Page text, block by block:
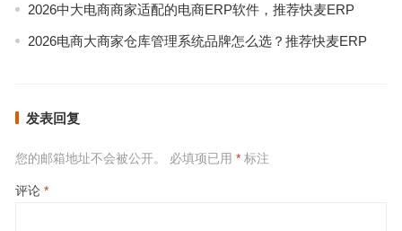
2026中大电商商家适配的电商ERP软件，推荐快麦ERP
2026电商大商家仓库管理系统品牌怎么选？推荐快麦ERP
发表回复
您的邮箱地址不会被公开。 必填项已用 *标注
评论 *